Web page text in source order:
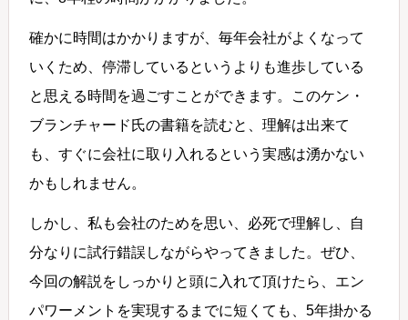
確かに時間はかかりますが、毎年会社がよくなって
いくため、停滞しているというよりも進歩している
と思える時間を過ごすことができます。このケン・
ブランチャード氏の書籍を読むと、理解は出来て
も、すぐに会社に取り入れるという実感は湧かない
かもしれません。
しかし、私も会社のためを思い、必死で理解し、自
分なりに試行錯誤しながらやってきました。ぜひ、
今回の解説をしっかりと頭に入れて頂けたら、エン
パワーメントを実現するまでに短くても、5年掛かる